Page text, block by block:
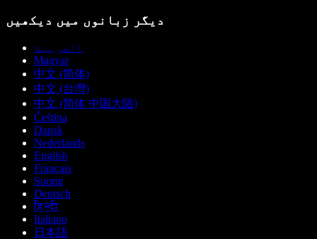
دیگر زبانوں میں دیکھیں
العربية
Magyar
中文 (简体)
中文 (台灣)
中文 (简体 中国大陆)
Čeština
Dansk
Nederlands
English
Français
Suomi
Deutsch
हिन्दी
Italiano
日本語